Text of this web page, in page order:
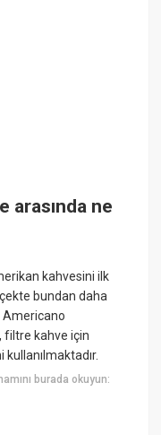
arasında ne
kahvesini ilk
bundan daha
Americano
filtre kahve için
burada okuyun: